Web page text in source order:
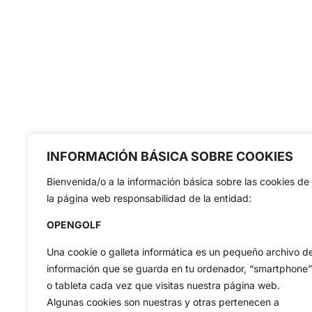
INFORMACIÓN BÁSICA SOBRE COOKIES
Bienvenida/o a la información básica sobre las cookies de
la página web responsabilidad de la entidad:
OPENGOLF
Una cookie o galleta informática es un pequeño archivo
información que se guarda en tu ordenador, “smartphone”
o tableta cada vez que visitas nuestra página web.
Algunas cookies son nuestras y otras pertenecen a